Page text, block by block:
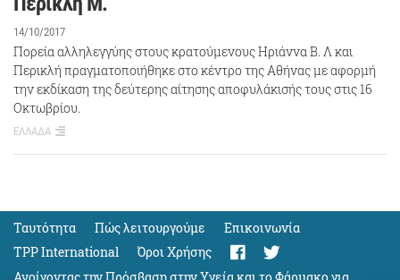
14/10/2017
Πορεία αλληλεγγύης στους κρατούμενους Ηριάννα Β. Λ και
Περικλή πραγματοποιήθηκε στο κέντρο της Αθήνας με αφορμή
την εκδίκαση της δεύτερης αίτησης αποφυλάκισής τους στις 16
Οκτωβρίου.
ΕΛΛΑΔΑ
Ταυτότητα Πώς λειτουργούμε
Eπικοινωνία
TPP International
Όροι Χρήσης